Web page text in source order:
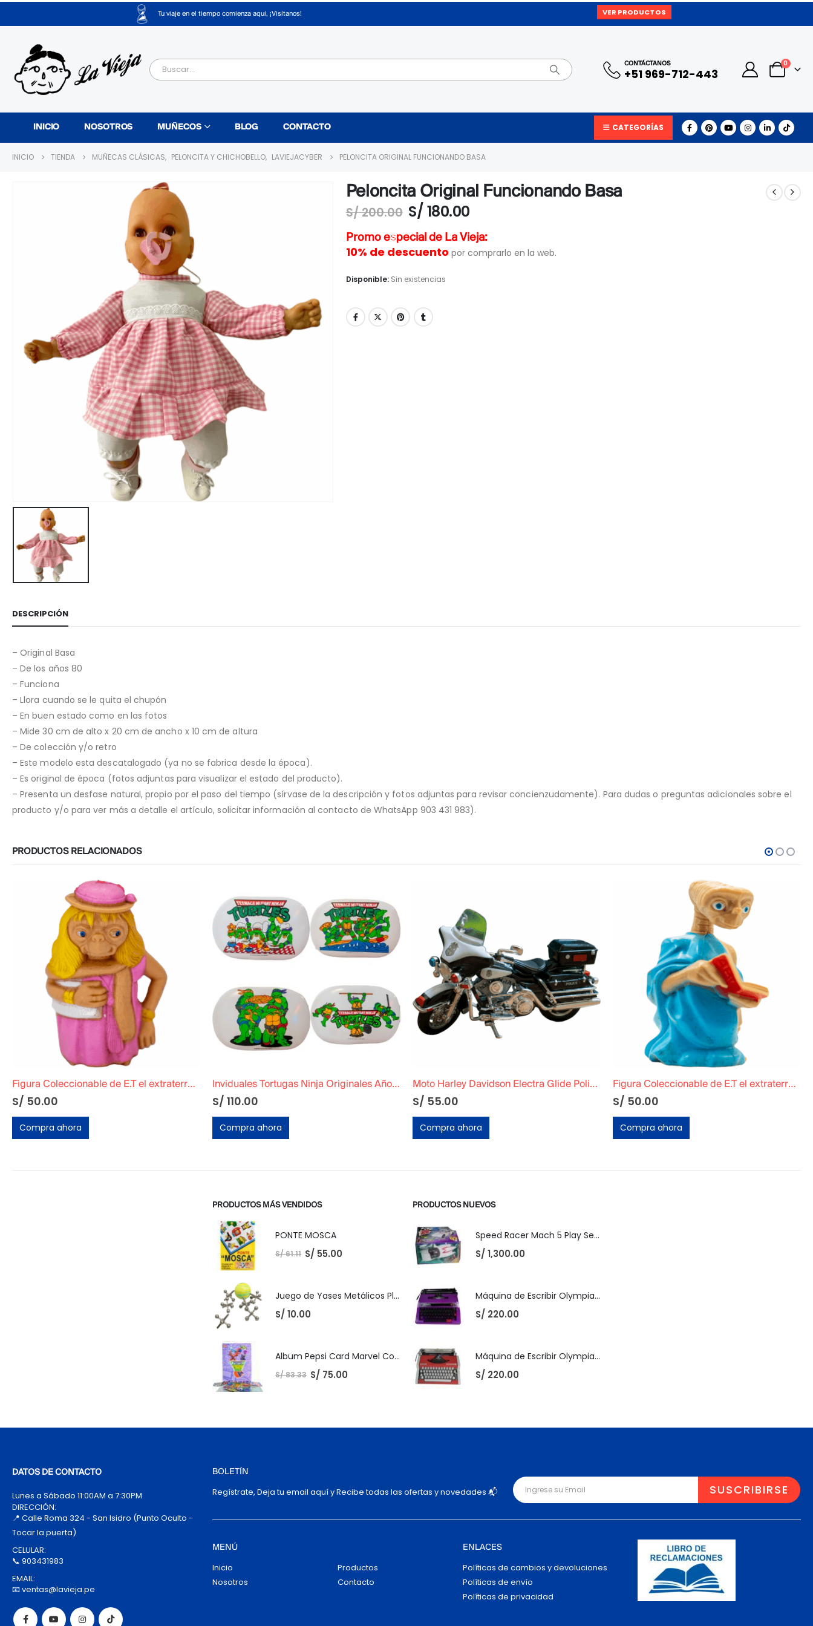
Tu viaje en el tiempo comienza aquí, ¡Visítanos! VER PRODUCTOS
CONTÁCTANOS
+51 969-712-443
0
INICIO NOSOTROS MUÑECOS BLOG CONTACTO CATEGORÍAS
INICIO TIENDA MUÑECAS CLÁSICAS, PELONCITA Y CHICHOBELLO, LAVIEJACYBER PELONCITA ORIGINAL FUNCIONANDO BASA
Peloncita Original Funcionando Basa
S/200.00 S/ 180.00
Promo especial de La Vieja:
10% de descuento por comprarlo en la web.
Disponible: Sin existencias
DESCRIPCIÓN
– Original Basa
– De los años 80
– Funciona
– Llora cuando se le quita el chupón
– En buen estado como en las fotos
– Mide 30 cm de alto x 20 cm de ancho x 10 cm de altura
– De colección y/o retro
– Este modelo esta descatalogado (ya no se fabrica desde la época).
– Es original de época (fotos adjuntas para visualizar el estado del producto).
– Presenta un desfase natural, propio por el paso del tiempo (sírvase de la descripción y fotos adjuntas para revisar concienzudamente). Para dudas o preguntas adicionales sobre el
producto y/o para ver más a detalle el artículo, solicitar información al contacto de WhatsApp 903 431 983).
PRODUCTOS RELACIONADOS
Figura Coleccionable de E.T el extraterrestre »Halloween»
S/ 50.00
Compra ahora
Inviduales Tortugas Ninja Originales Año 1990
S/ 110.00
Compra ahora
Moto Harley Davidson Electra Glide Police 2004 FHLTPI DIECAST MOTO
S/ 55.00
Compra ahora
Figura Coleccionable de E.T el extraterrestre »Libro»
S/ 50.00
Compra ahora
PRODUCTOS MÁS VENDIDOS
PONTE MOSCA
S/61.11 S/ 55.00
Juego de Yases Metálicos Plomos 6 Unidades + Pelota de Goma (En Bolsita Lista para Regalar)
S/ 10.00
Album Pepsi Card Marvel Completo
S/83.33 S/ 75.00
PRODUCTOS NUEVOS
Speed Racer Mach 5 Play Set | ReSaurus 1999 | Meteoro
S/ 1,300.00
Máquina de Escribir Olympia Royal-Brother
S/ 220.00
Máquina de Escribir Olympia Traveller de Luxe
S/ 220.00
DATOS DE CONTACTO
Lunes a Sábado 11:00AM a 7:30PM
DIRECCIÓN:
📍 Calle Roma 324 - San Isidro (Punto Oculto -
Tocar la puerta)
CELULAR:
📞 903431983
EMAIL:
📧 ventas@lavieja.pe
BOLETÍN
Regístrate, Deja tu email aquí y Recibe todas las ofertas y novedades 📬
MENÚ
Inicio
Nosotros
Productos
Contacto
ENLACES
Políticas de cambios y devoluciones
Políticas de envío
Políticas de privacidad